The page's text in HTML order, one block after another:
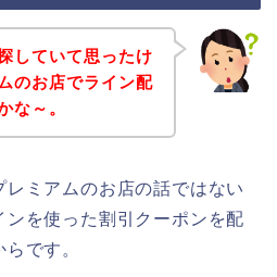
していて思ったけ
のお店でライン配
な～。
ミアムのお店の話ではない
を使った割引クーポンを配
です。